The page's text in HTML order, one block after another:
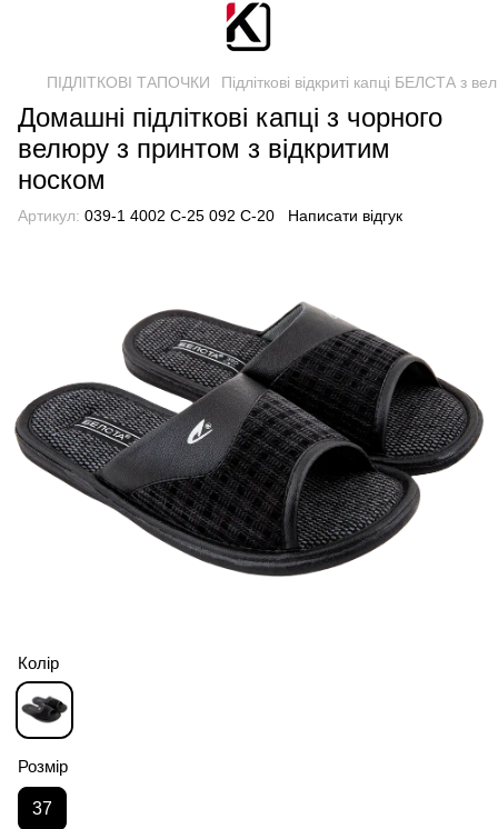
ПІДЛІТКОВІ ТАПОЧКИ Підліткові відкриті капці БЕЛСТА з
Домашні підліткові капці з чорного
велюру з принтом з відкритим
носком
Артикул: 039-1 4002 С-25 092 С-20 Написати відгук
Колір
Розмір
37